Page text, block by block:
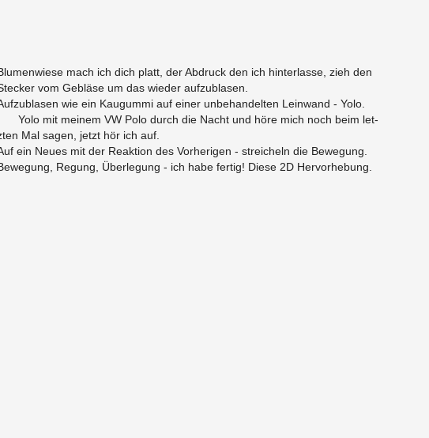
mach ich dich platt, der Ab­druck den ich hin­ter­lasse, zieh den
vom Gebläse um das wieder aufzublasen.
wie ein Kau­gummi auf einer un­be­han­del­ten Lein­wand - Yolo.
Yolo mit meinem VW Polo durch die Nacht und höre mich noch beim let­
Mal sagen, jetzt hör ich auf.
ein Neues mit der Reak­tion des Vorheri­gen - stre­icheln die Be­we­gung.
Re­gung, Überlegung - ich habe fer­tig! Diese 2D Her­vorhe­bung.